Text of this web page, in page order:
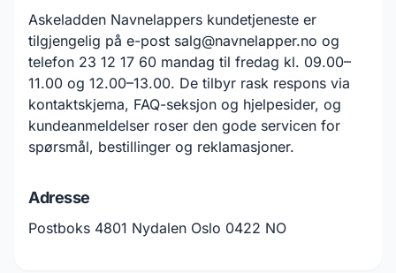
Askeladden Navnelappers kundetjeneste er
tilgjengelig på e-post salg@navnelapper.no og
telefon 23 12 17 60 mandag til fredag kl. 09.00–
11.00 og 12.00–13.00. De tilbyr rask respons via
kontaktskjema, FAQ-seksjon og hjelpesider, og
kundeanmeldelser roser den gode servicen for
spørsmål, bestillinger og reklamasjoner.
Adresse
Postboks 4801 Nydalen Oslo 0422 NO